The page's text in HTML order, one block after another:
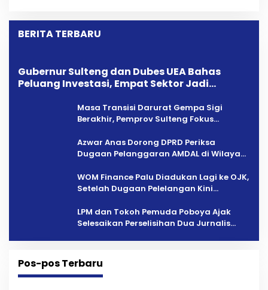
BERITA TERBARU
Gubernur Sulteng dan Dubes UEA Bahas
Peluang Investasi, Empat Sektor Jadi
Masa Transisi Darurat Gempa Sigi
Berakhir, Pemprov Sulteng Fokus
Azwar Anas Dorong DPRD Periksa
Dugaan Pelanggaran AMDAL di Wilayah
‎WOM Finance Palu Diadukan Lagi ke OJK,
Setelah Dugaan Pelelangan Kini
LPM dan Tokoh Pemuda Poboya Ajak
Selesaikan Perselisihan Dua Jurnalis
Pos-pos Terbaru